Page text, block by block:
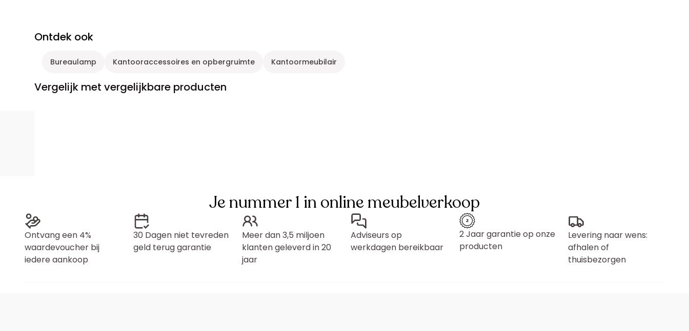
Ontdek ook
Bureaulamp Kantooraccessoires en opbergruimte Kantoormeubilair
Vergelijk met vergelijkbare producten
Je nummer 1 in online meubelverkoop
Ontvang een 4%
waardevoucher bij
iedere aankoop
30 Dagen niet tevreden
geld terug garantie
Meer dan 3,5 miljoen
klanten geleverd in 20
jaar
Adviseurs op
werkdagen bereikbaar
2 Jaar garantie op onze
producten
Levering naar wens:
afhalen of
thuisbezorgen